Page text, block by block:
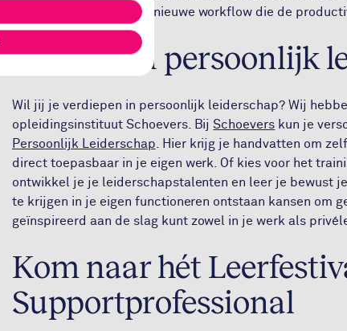
het voorstellen van een nieuwe workflow die de
Groeien in persoonlijk
Wil jij je verdiepen in persoonlijk leiderschap? Wij
opleidingsinstituut Schoevers. BijSchoevers kun je
Persoonlijk Leiderschap . Hier krijg je handvatten om
direct toepasbaar in je eigen werk. Of kies voor het
ontwikkel je je leiderschapstalenten en leer je bewust
te krijgen in je eigen functioneren ontstaan kansen om
geïnspireerd aan de slag kunt zowel in je werk als
Kom naar hét
Supportprofessional